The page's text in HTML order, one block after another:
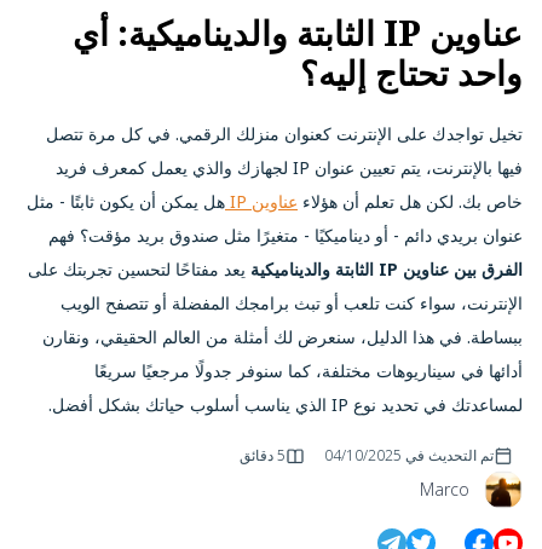
عناوين IP الثابتة والديناميكية: أي
واحد تحتاج إليه؟
تخيل تواجدك على الإنترنت كعنوان منزلك الرقمي. في كل مرة تتصل
فيها بالإنترنت، يتم تعيين عنوان IP لجهازك والذي يعمل كمعرف فريد
خاص بك. لكن هل تعلم أن هؤلاء عناوين IP
هل يمكن أن يكون ثابتًا - مثل
عنوان بريدي دائم - أو ديناميكيًا - متغيرًا مثل صندوق بريد مؤقت؟ فهم
الفرق بين عناوين IP الثابتة والديناميكية
يعد مفتاحًا لتحسين تجربتك على
الإنترنت، سواء كنت تلعب أو تبث برامجك المفضلة أو تتصفح الويب
ببساطة. في هذا الدليل، سنعرض لك أمثلة من العالم الحقيقي، ونقارن
أدائها في سيناريوهات مختلفة، كما سنوفر جدولًا مرجعيًا سريعًا
لمساعدتك في تحديد نوع IP الذي يناسب أسلوب حياتك بشكل أفضل.
Marco
تم التحديث في 04/10/2025 5 دقائق